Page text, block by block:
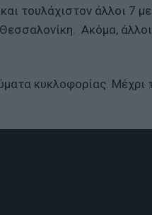
τουλάχιστον άλλοι 7
Ακόμα,
κυκλοφορίας. Μέχρι